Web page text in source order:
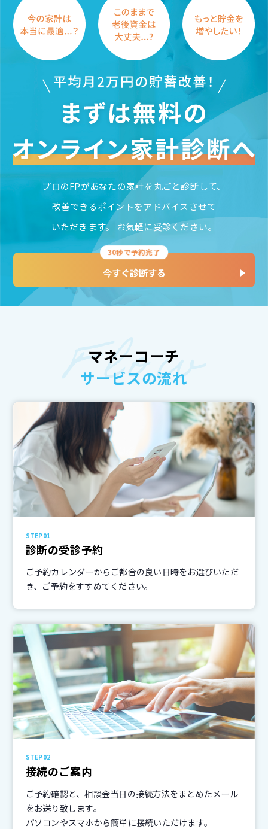
プロのFPがあなたの家計を丸ごと診断して、
改善できるポイントをアドバイスさせて
いただきます。
お気軽に受診ください。
30秒で予約完了
今すぐ診断する
マネーコーチ
サービスの流れ
STEP01
診断の受診予約
ご予約カレンダーからご都合の良い日時をお選びいただ
き、ご予約をすすめてください。
STEP02
接続のご案内
ご予約確認と、相談会当日の接続方法をまとめたメール
をお送り致します。
パソコンやスマホから簡単に接続いただけます。